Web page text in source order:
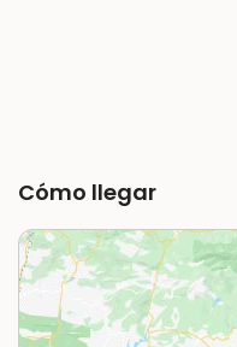
Cómo llegar